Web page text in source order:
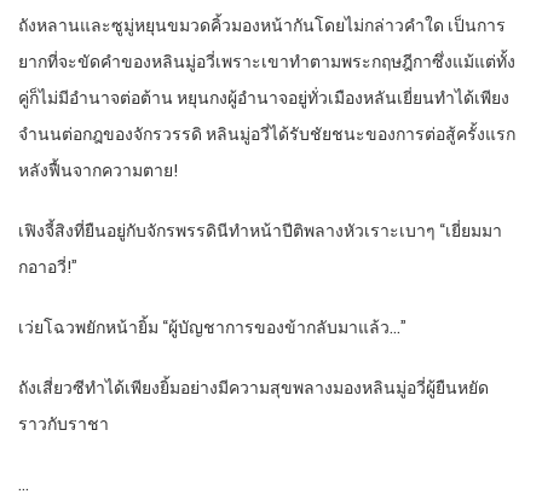
ถังหลานและซูมู่หยุนขมวดคิ้วมองหน้ากันโดยไม่กล่าวคำใด เป็นการ
ยากที่จะขัดคำของหลินมู่อวี่เพราะเขาทำตามพระกฤษฎีกาซึ่งแม้แต่ทั้ง
คู่ก็ไม่มีอำนาจต่อต้าน หยุนกงผู้อำนาจอยู่ทั่วเมืองหลันเยี่ยนทำได้เพียง
จำนนต่อกฎของจักรวรรดิ หลินมู่อวี่ได้รับชัยชนะของการต่อสู้ครั้งแรก
หลังฟื้นจากความตาย!
เฟิงจี้สิงที่ยืนอยู่กับจักรพรรดินีทำหน้าปีติพลางหัวเราะเบาๆ “เยี่ยมมา
กอาอวี่!”
เว่ยโฉวพยักหน้ายิ้ม “ผู้บัญชาการของข้ากลับมาแล้ว…”
ถังเสี่ยวซีทำได้เพียงยิ้มอย่างมีความสุขพลางมองหลินมู่อวี่ผู้ยืนหยัด
ราวกับราชา
…